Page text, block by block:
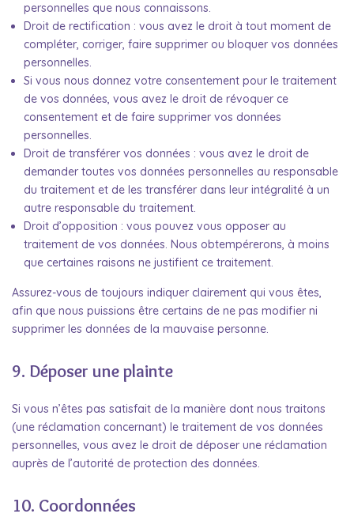
personnelles que nous connaissons.
Droit de rectification : vous avez le droit à tout moment de
compléter, corriger, faire supprimer ou bloquer vos données
personnelles.
Si vous nous donnez votre consentement pour le traitement
de vos données, vous avez le droit de révoquer ce
consentement et de faire supprimer vos données
personnelles.
Droit de transférer vos données : vous avez le droit de
demander toutes vos données personnelles au responsable
du traitement et de les transférer dans leur intégralité à un
autre responsable du traitement.
Droit d’opposition : vous pouvez vous opposer au
traitement de vos données. Nous obtempérerons, à moins
que certaines raisons ne justifient ce traitement.
Assurez-vous de toujours indiquer clairement qui vous êtes,
afin que nous puissions être certains de ne pas modifier ni
supprimer les données de la mauvaise personne.
9. Déposer une plainte
Si vous n’êtes pas satisfait de la manière dont nous traitons
(une réclamation concernant) le traitement de vos données
personnelles, vous avez le droit de déposer une réclamation
auprès de l’autorité de protection des données.
10. Coordonnées